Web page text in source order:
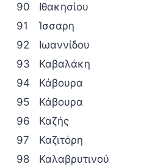
90
Ιθακησίου
91
Ίσσαρη
92
Ιωαννίδου
93
Καβαλάκη
94
Κάβουρα
95
Κάβουρα
96
Καζής
97
Καζιτόρη
98
Καλαβρυτινού